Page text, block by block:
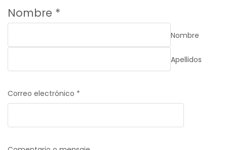
Nombre *
Nombre
Apellidos
Nombre
Correo electrónico *